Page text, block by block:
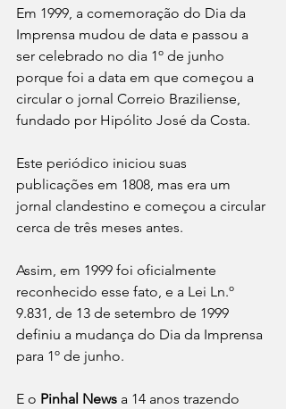
Em 1999, a comemoração do Dia da
Imprensa mudou de data e passou a
ser celebrado no dia 1º de junho
porque foi a data em que começou a
circular o jornal Correio Braziliense,
fundado por Hipólito José da Costa.
Este periódico iniciou suas
publicações em 1808, mas era um
jornal clandestino e começou a circular
cerca de três meses antes.
Assim, em 1999 foi oficialmente
reconhecido esse fato, e a Lei Ln.º
9.831, de 13 de setembro de 1999
definiu a mudança do Dia da Imprensa
para 1º de junho.
E o Pinhal News a 14 anos trazendo